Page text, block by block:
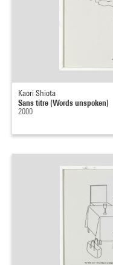
Kaori Shiota
Sans titre (Words unspoken)
2000